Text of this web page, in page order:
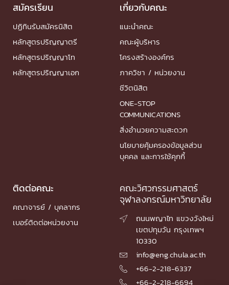
สมัครเรียน
ปฏิทินรับสมัครนิสิต
หลักสูตรปริญญาตรี
หลักสูตรปริญญาโท
หลักสูตรปริญญาเอก
เกี่ยวกับคณะ
แนะนำคณะ
คณะผู้บริหาร
โครงสร้างองค์กร
ภาควิชา / หน่วยงาน
ชีวิตนิสิต
ONE-STOP
COMMUNICATIONS
สิ่งอำนวยความสะดวก
นโยบายคุ้มครองข้อมูลส่วน
บุคคล และการใช้คุกกี้
ติดต่อคณะ
คณาจารย์ / บุคลากร
เบอร์ติดต่อหน่วยงาน
คณะวิศวกรรมศาสตร์
จุฬาลงกรณ์มหาวิทยาลัย

ถนนพญาไท แขวงวังใหม่
เขตปทุมวัน กรุงเทพฯ
10330
 info@eng.chula.ac.th
 +66-2-218-6337
 +66-2-218-6694